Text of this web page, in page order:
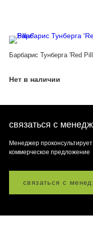
Барбарис Тунберга 'Red
Нет в наличии
связаться с
Менеджер
коммерческое предложение
связаться с